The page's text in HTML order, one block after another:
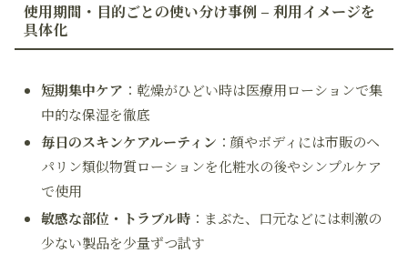
使用期間・目的ごとの使い分け事例 – 利用イメージを
具体化
短期集中ケア ：乾燥がひどい時は医療用ローションで集
中的な保湿を徹底
毎日のスキンケアルーティン ：顔やボディには市販のヘ
パリン類似物質ローションを化粧水の後やシンプルケア
で使用
敏感な部位・トラブル時 ：まぶた、口元などには刺激の
少ない製品を少量ずつ試す